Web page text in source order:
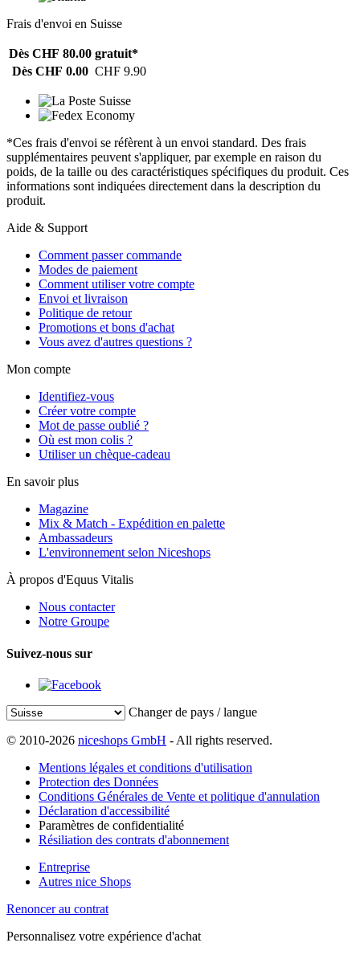
Frais d'envoi en Suisse
Dès CHF 80.00 gratuit*
Dès CHF 0.00 CHF 9.90
*Ces frais d'envoi se réfèrent à un envoi standard. Des frais
supplémentaires peuvent s'appliquer, par exemple en raison du
poids, de la taille ou des caractéristiques spécifiques du produit. Ces
informations sont indiquées directement dans la description du
produit.
Aide & Support
Comment passer commande
Modes de paiement
Comment utiliser votre compte
Envoi et livraison
Politique de retour
Promotions et bons d'achat
Vous avez d'autres questions ?
Mon compte
Identifiez-vous
Créer votre compte
Mot de passe oublié ?
Où est mon colis ?
Utiliser un chèque-cadeau
En savoir plus
Magazine
Mix & Match - Expédition en palette
Ambassadeurs
L'environnement selon Niceshops
À propos d'Equus Vitalis
Nous contacter
Notre Groupe
Suivez-nous sur
Changer de pays / langue
© 2010-2026 niceshops GmbH - All rights reserved.
Mentions légales et conditions d'utilisation
Protection des Données
Conditions Générales de Vente et politique d'annulation
Déclaration d'accessibilité
Paramètres de confidentialité
Résiliation des contrats d'abonnement
Entreprise
Autres nice Shops
Renoncer au contrat
Personnalisez votre expérience d'achat